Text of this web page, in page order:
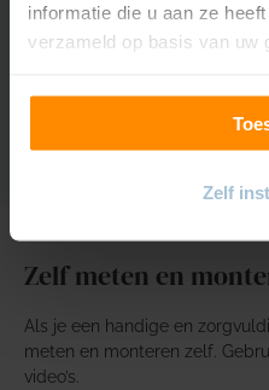
informatie die u aan ze
verzameld op basis van uw
Zelf
Krimptolerantie
Zelf meten en
Als je een handige en
meten en monteren zelf.
video’s.